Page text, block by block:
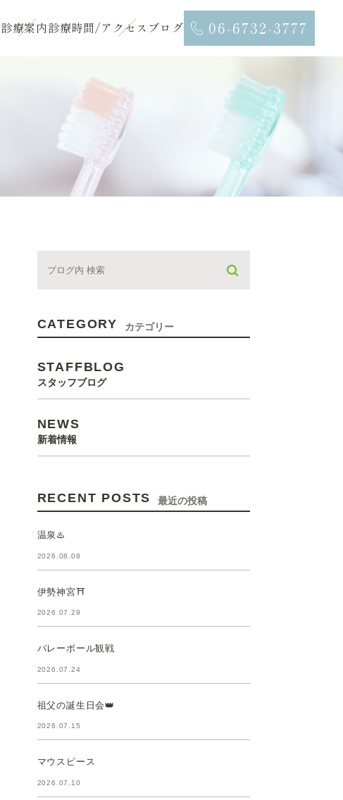
診療案内診療時間/アクセス ブログ 06-6732-3777
CATEGORY カテゴリー
STAFFBLOG
スタッフブログ
NEWS
新着情報
RECENT POSTS 最近の投稿
温泉♨️
2026.08.08
伊勢神宮⛩️
2026.07.29
バレーボール観戦
2026.07.24
祖父の誕生日会👑
2026.07.15
マウスピース
2026.07.10